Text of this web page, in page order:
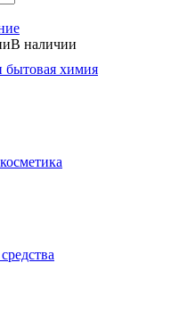
В наличии
бытовая химия